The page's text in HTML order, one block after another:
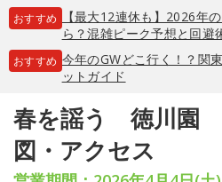
おすすめ
【最大12連休も】2026年
ら？混雑ピーク予想と回避
おすすめ 今年のGWどこ行く！？関
ットガイド
春を謡う 徳川園
図・アクセス